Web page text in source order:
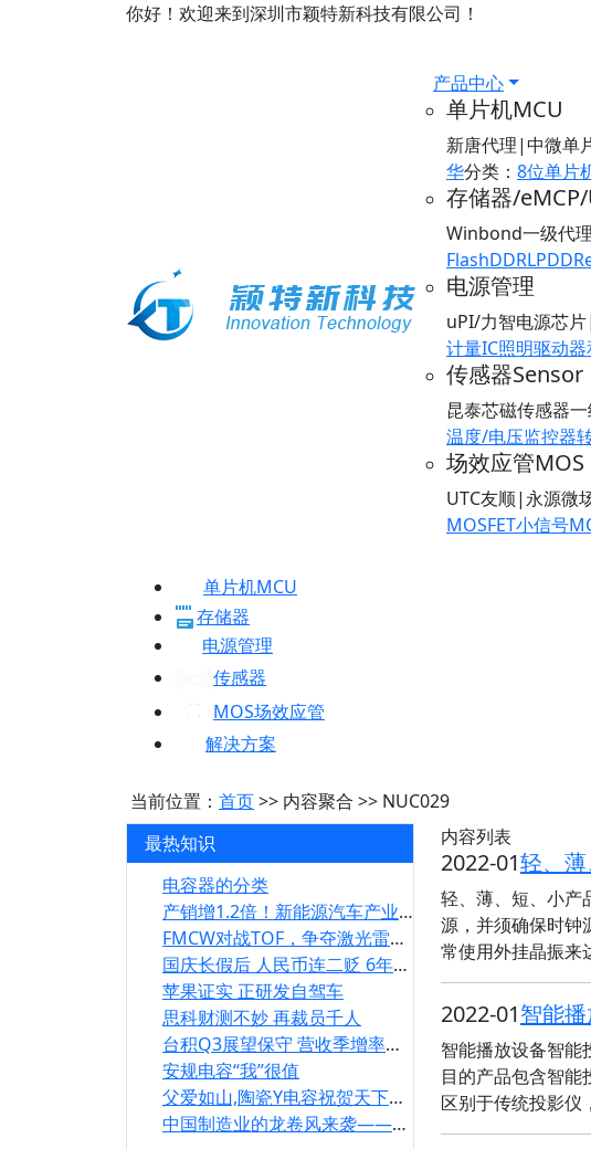
你好！欢迎来到深圳市颖特新科技有限公司！
产品中心
单片机MCU
新唐代理|中微单
华分类： 8位单片
存储器/eMCP/
Winbond一级代
FlashDDRLPDDR
电源管理
uPI/力智电源芯
计量IC照明驱动
传感器Sensor
昆泰芯磁传感器
温度/电压监控器
场效应管MOS
UTC友顺|永源微
MOSFET小信号
单片机MCU
存储器
电源管理
传感器
MOS场效应管
解决方案
当前位置： 首页>> 内容聚合 >> NUC029
最热知识
电容器的分类
产销增1.2倍！新能源汽车产业链供应链全面恢复
FMCW对战TOF，争夺激光雷达王者宝座
国庆长假后 人民币连二贬 6年新低
苹果证实 正研发自驾车
思科财测不妙 再裁员千人
台积Q3展望保守 营收季增率仅估16.4％
安规电容“我”很值
父爱如山,陶瓷Y电容祝贺天下所有父亲节快乐
中国制造业的龙卷风来袭——安规电容迎刃而上
内容列表
2022-01轻、
轻、薄、短、小产
源，并须确保时钟
常使用外挂晶振来
2022-01智能
智能播放设备智能
目的产品包含智能
区别于传统投影仪